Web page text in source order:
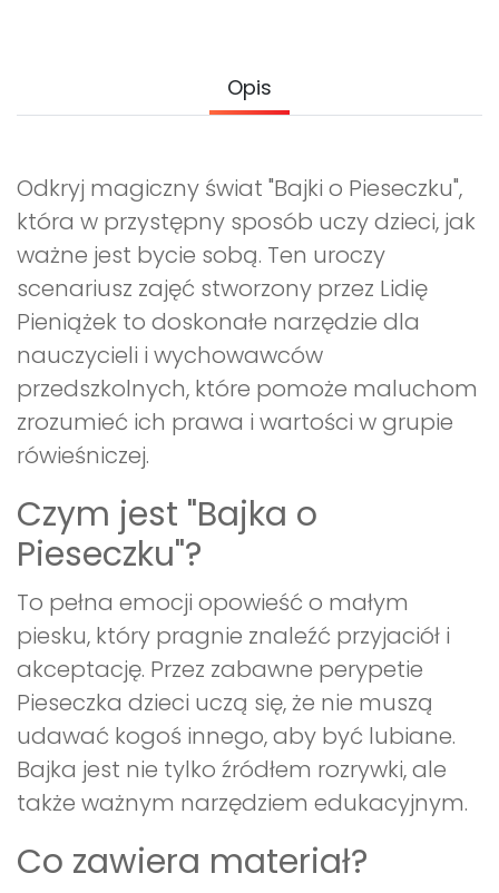
Opis
Odkryj magiczny świat "Bajki o Pieseczku",
która w przystępny sposób uczy dzieci, jak
ważne jest bycie sobą. Ten uroczy
scenariusz zajęć stworzony przez Lidię
Pieniążek to doskonałe narzędzie dla
nauczycieli i wychowawców
przedszkolnych, które pomoże maluchom
zrozumieć ich prawa i wartości w grupie
rówieśniczej.
Czym jest "Bajka o
Pieseczku"?
To pełna emocji opowieść o małym
piesku, który pragnie znaleźć przyjaciół i
akceptację. Przez zabawne perypetie
Pieseczka dzieci uczą się, że nie muszą
udawać kogoś innego, aby być lubiane.
Bajka jest nie tylko źródłem rozrywki, ale
także ważnym narzędziem edukacyjnym.
Co zawiera materiał?